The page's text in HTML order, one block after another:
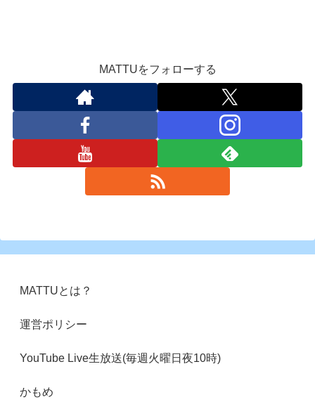
MATTUをフォローする
MATTUとは？
運営ポリシー
YouTube Live生放送(毎週火曜日夜10時)
かもめ